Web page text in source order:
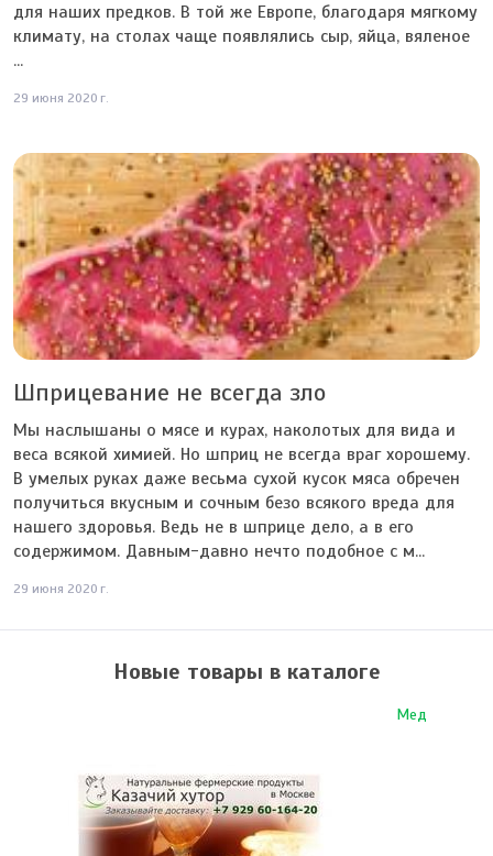
для наших предков. В той же Европе, благодаря мягкому
климату, на столах чаще появлялись сыр, яйца, вяленое
...
29 июня 2020 г.
Шприцевание не всегда зло
Мы наслышаны о мясе и курах, наколотых для вида и
веса всякой химией. Но шприц не всегда враг хорошему.
В умелых руках даже весьма сухой кусок мяса обречен
получиться вкусным и сочным безо всякого вреда для
нашего здоровья. Ведь не в шприце дело, а в его
содержимом. Давным-давно нечто подобное с м...
29 июня 2020 г.
Новые товары в каталоге
Мед